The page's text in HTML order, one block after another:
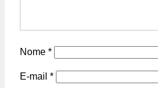
Nome *
E-mail *